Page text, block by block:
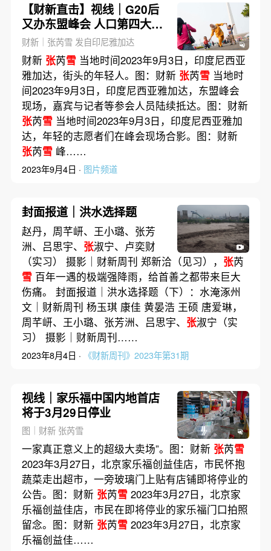
【财新直击】视线｜G20后
又办东盟峰会 人口第四大国
印尼的国际主场
财新｜张芮雪 发自印尼雅加达
财新 张芮雪当地时间2023年9月3日，印度尼西亚
雅加达，街头的年轻人。图：财新 张芮雪当地时
间2023年9月3日，印度尼西亚雅加达，东盟峰会
现场，嘉宾与记者等参会人员陆续抵达。图：财新
张芮雪当地时间2023年9月3日，印度尼西亚雅加
达，年轻的志愿者们在峰会现场合影。图：财新
张芮雪峰……
2023年9月4日 · 图片频道
封面报道｜洪水选择题
赵丹，周芊岍、王小璐、张芳
洲、吕思宇、 张淑宁、卢奕财
（实习） 摄影｜财新周刊 郑新洽（见习）， 张芮
雪百年一遇的极端强降雨，给首善之都带来巨大
伤痛。 封面报道｜洪水选择题（下）：水淹涿州
文｜财新周刊 杨玉琪 康佳 黄晏浩 王硕 唐爱琳，
周芊岍、王小璐、张芳洲、吕思宇、 张淑宁（实
习） 摄影｜财新周刊……
2023年8月4日 · 《财新周刊》2023年第31期
视线｜家乐福中国内地首店
将于3月29日停业
图｜财新 张芮雪
一家真正意义上的超级大卖场”。图：财新 张芮雪
2023年3月27日，北京家乐福创益佳店，市民怀抱
蔬菜走出超市，一旁玻璃门上贴有店铺即将停业的
公告。图：财新 张芮雪2023年3月27日，北京家
乐福创益佳店，市民在即将停业的家乐福门口拍照
留念。图：财新 张芮雪2023年3月27日，北京家
乐福创益佳……